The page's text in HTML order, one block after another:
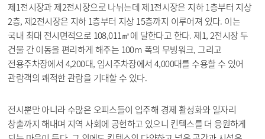
제1전시장과 제2전시장으로 나뉘는데 제1전시장은 지하 1층부터 지상
2층, 제2전시장은 지하 1층부터 지상 15층까지 이루어져 있다. 이는
국내 최대 전시면적으로 108,011㎡에 달한다고 한다. 제1, 2전시장 두
건물 간 이동을 편리하게 해주는 100m 폭의 무빙워크, 그리고
전용주차장에서 4,200대, 임시주차장에서 4,000대를 수용할 수 있어
관람객의 쾌적한 관람을 기대할 수 있다.
전시뿐만 아니라 수많은 오피스들이 입주해 경제 활성화와 일자리
창출까지 해내며 지역 사회에 공헌하고 있으니 킨텍스를 더 응원하게